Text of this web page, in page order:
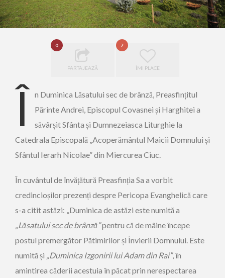
0
PARTAJEAZĂ
7
ÎMI PLACE
Î n Duminica Lăsatului sec de brânză, Preasfințitul
Părinte Andrei, Episcopul Covasnei și Harghitei a
săvârșit Sfânta și Dumnezeiasca Liturghie la
Catedrala Episcopală „Acoperământul Maicii Domnului și
Sfântul Ierarh Nicolae” din Miercurea Ciuc.
În cuvântul de învățătură Preasfinția Sa a vorbit
credincioșilor prezenți despre Pericopa Evanghelică care
s-a citit astăzi: „Duminica de astăzi este numită a
„Lăsatului sec de brânză”pentru că de mâine începe
postul premergător Pătimirilor și Învierii Domnului. Este
numită și „Duminica Izgonirii lui Adam din Rai”, în
amintirea căderii acestuia în păcat prin nerespectarea